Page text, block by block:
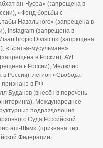
ан-Нусра» (запрещена в
«Фонд борьбы с
Навального» (запрещена в
Instagram (запрещена в
Division» (запрещена
«Братья-мусульмане»
в России), АУЕ
в России), Меджлис
в России), легион «Свобода
признано в РФ
Буданов (внесён в перечень
Международное
подразделения
Суда Российской
аш-Шам» (признана тер.
Федерации)